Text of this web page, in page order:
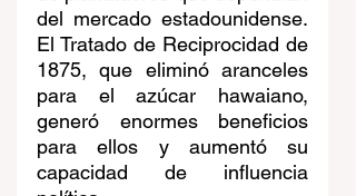
del mercado estadounidense.
El Tratado de Reciprocidad de
1875, que eliminó aranceles
para el azúcar hawaiano,
generó enormes beneficios
para ellos y aumentó su
capacidad de influencia